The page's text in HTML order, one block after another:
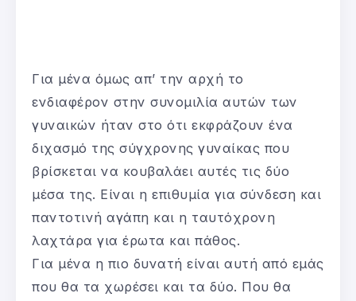
Για μένα όμως απ’ την αρχή το
ενδιαφέρον στην συνομιλία αυτών των
γυναικών ήταν στο ότι εκφράζουν ένα
διχασμό της σύγχρονης γυναίκας που
βρίσκεται να κουβαλάει αυτές τις δύο
μέσα της. Είναι η επιθυμία για σύνδεση και
παντοτινή αγάπη και η ταυτόχρονη
λαχτάρα για έρωτα και πάθος.
Για μένα η πιο δυνατή είναι αυτή από εμάς
που θα τα χωρέσει και τα δύο. Που θα